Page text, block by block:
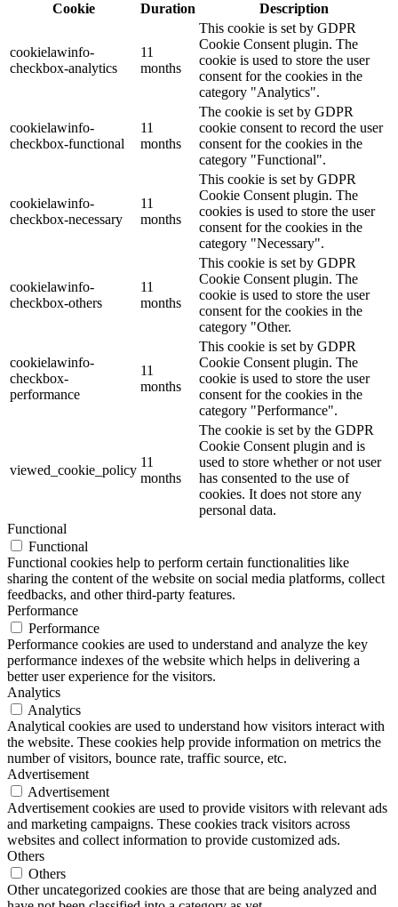
Cookie
Duration Description
cookielawinfo-
checkbox-analytics
11
months
This cookie is set by GDPR
Cookie Consent plugin. The
cookie is used to store the user
consent for the cookies in the
category "Analytics".
cookielawinfo-
checkbox-functional
11
months
The cookie is set by GDPR
cookie consent to record the user
consent for the cookies in the
category "Functional".
cookielawinfo-
checkbox-necessary
11
months
This cookie is set by GDPR
Cookie Consent plugin. The
cookies is used to store the user
consent for the cookies in the
category "Necessary".
cookielawinfo-
checkbox-others
11
months
This cookie is set by GDPR
Cookie Consent plugin. The
cookie is used to store the user
consent for the cookies in the
category "Other.
cookielawinfo-
checkbox-
performance
11
months
This cookie is set by GDPR
Cookie Consent plugin. The
cookie is used to store the user
consent for the cookies in the
category "Performance".
viewed_cookie_policy
11
months
The cookie is set by the GDPR
Cookie Consent plugin and is
used to store whether or not user
has consented to the use of
cookies. It does not store any
personal data.
Functional
Functional
Functional cookies help to perform certain functionalities like
sharing the content of the website on social media platforms, collect
feedbacks, and other third-party features.
Performance
Performance
Performance cookies are used to understand and analyze the key
performance indexes of the website which helps in delivering a
better user experience for the visitors.
Analytics
Analytics
Analytical cookies are used to understand how visitors interact with
the website. These cookies help provide information on metrics the
number of visitors, bounce rate, traffic source, etc.
Advertisement
Advertisement
Advertisement cookies are used to provide visitors with relevant ads
and marketing campaigns. These cookies track visitors across
websites and collect information to provide customized ads.
Others
Others
Other uncategorized cookies are those that are being analyzed and